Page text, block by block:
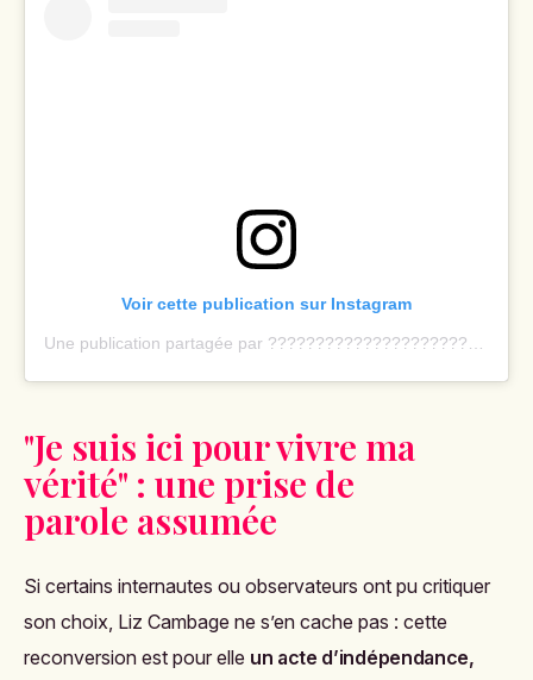
Voir cette publication sur Instagram
Une publication partagée par ???????????????????????????????????? ???????????????????????????? (@ecambage)
"Je suis ici pour vivre ma
vérité" : une prise de
parole assumée
Si certains internautes ou observateurs ont pu critiquer
son choix, Liz Cambage ne s’en cache pas : cette
reconversion est pour elle un acte d’indépendance,